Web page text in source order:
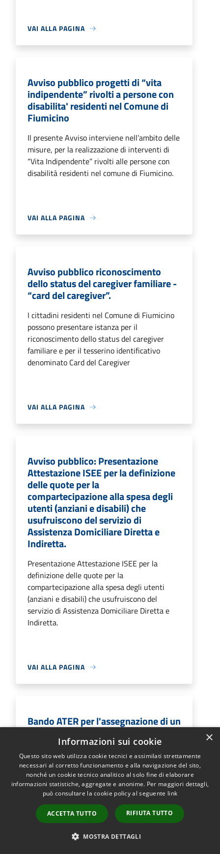
VAI ALLA PAGINA
Avviso pubblico progetti di “vita
indipendente” rivolti a persone con
disabilita' residenti nel Comune di
Fiumicino
Il presente Avviso interviene nell’ambito delle
misure, per la realizzazione di interventi di
“Vita Indipendente” rivolti alle persone con
disabilità residenti nel comune di Fiumicino.
VAI ALLA PAGINA
Avviso pubblico riconoscimento
dello status del caregiver familiare -
“card del caregiver”.
I cittadini residenti nel Comune di Fiumicino
possono presentare istanza per il
riconoscimento dello status del caregiver
familiare e per il tesserino identificativo
denominato Card del Caregiver
VAI ALLA PAGINA
Avviso pubblico: Presentazione
Attestazione ISEE per la definizione
delle quote per la
compartecipazione alla spesa degli
utenti (anziani e disabili) che
usufruiscono del servizio di
Assistenza Domiciliare Diretta e
Indiretta.
Presentazione Attestazione ISEE per la
definizione delle quote per la
compartecipazione alla spesa degli utenti
(anziani e disabili) che usufruiscono del
servizio di Assistenza Domiciliare Diretta e
Indiretta.
VAI ALLA PAGINA
Bando ATER per l'assegnazione di un
Il presente bando ha come oggetto la
formazione della graduatoria permanente
degli aventi titolo all’assegnazione di alloggi
di edilizia residenziale pubblica destinata
all’assistenza abitativa.
×
Informazioni sui cookie
Questo sito web utilizza cookie tecnici e assimilati strettamente
necessari al corretto funzionamento e alla navigazione del sito,
nonché un cookie tecnico analitico al solo fine di elaborare
informazioni statistiche, aggregate e anonime. Per maggiori dettagli,
può consultare la cookie policy al seguente link
ACCETTA TUTTO RIFIUTA TUTTO
MOSTRA DETTAGLI